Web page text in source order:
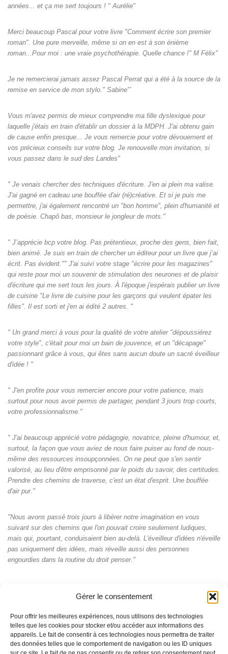
Gérer le consentement
Pour offrir les meilleures expériences, nous utilisons des technologies
telles que les cookies pour stocker et/ou accéder aux informations des
appareils. Le fait de consentir à ces technologies nous permettra de traiter
des données telles que le comportement de navigation ou les ID uniques
années... et ça me sert toujours ! " Aurélie"
Merci beaucoup Pascal pour votre livre "Comment écrire son premier
roman". Une pure merveille, même si on en est à son énième
roman...Pour moi : une vraie psychothérapie. Quelle chance !" M Félix"
Je ne remercierai jamais assez Pascal Perrat qui a été à la source de la
remise en service de mon stylo." Sabine"`
Vous m'avez permis de mieux comprendre ma fille dyslexique pour
laquelle j'étais en train d'établir un dossier à la MDPH. J'ai obtenu gain
de cause enfin presque... Je vous remercie pour votre dévouement et
vos précieux conseils sur votre blog. Je renouvelle mon invitation, si
vous passez dans le sud des Landes"
" Je venais chercher des techniques d'écriture. J'en ai plein ma valise.
J'ai gagné en cadeau une bouffée d'air (ré)créative. Et si je puis me
permettre, j'ai également rencontré un "bon homme", plein d'humanité et
de poésie. Chapô bas, monsieur le jongleur de mots."
" J’apprécie bcp votre blog. Pas prétentieux, proche des gens, bien fait,
bien animé. Je suis en train de chercher un éditeur pour un livre que j’ai
écrit. Pas évident."" J'ai suivi votre stage "écrire pour les magazines"
qui reste pour moi un souvenir de stimulation des neurones et de plaisir
d'écriture qui me sert tous les jours. À l'époque j'espérais publier un livre
de cuisine "Le livre de cuisine pour les garçons qui veulent épater les
filles". Il est sorti et j'en ai édité 2 autres. "
" Un grand merci à vous pour la qualité de votre atelier "dépoussiérez
votre style", c'était pour moi un bain de jouvence, et un "décapage"
passionnant grâce à vous, qui êtes sans aucun doute un sacré éveilleur
d'idée ! "
" J'en profite pour vous remercier encore pour votre patience, mais
surtout pour nous avoir permis de partager, pendant 3 jours trop courts,
votre professionnalisme."
" J'ai beaucoup apprécié votre pédagogie, novatrice, pleine d'humour, et,
surtout, la façon que vous aviez de nous faire puiser au fond de nous-
même des ressources insoupçonnées. On ne peut que s'en sentir
valorisé, au lieu d'être emprisonné par le poids du savoir, des certitudes.
Prendre des chemins de traverse, c'est un état d'esprit. Une bouffée
d'air pur."
"Nous avons passé trois jours à libérer notre imagination en vous
suivant sur des chemins que l'on pouvait croire seulement ludiques,
mais qui, pourtant, conduisaient bien au-delà. L'éveilleur d'idées n'éveille
pas uniquement des idées, mais réveille aussi des personnes
engourdies dans la routine du droit penser."